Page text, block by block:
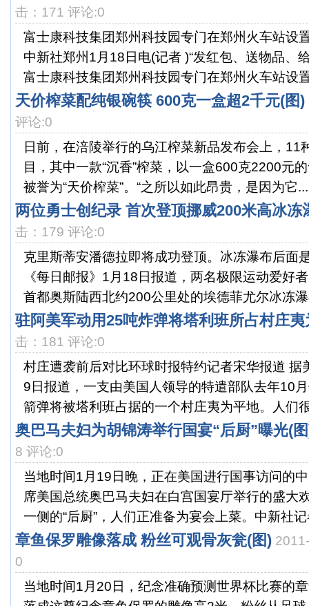
击：171 评论:0
富士康科技集团郑州科技园专门在郑州火车站设
中新社郑州1月18日电(记者 )“发红包、送物品
富士康科技集团郑州科技园专门在郑州火车站设
天价榨菜配纯银碗筷 600克一盒超2千元(图)
评论:0
日前，在涪陵举行的乌江榨菜新品发布会上，11
目，其中一款“沉香”榨菜，以一盒600克2200元
被誉为“天价榨菜”。“之所以如此昂贵，是因为它...
两位勇士创纪录 首次登顶挪威200米高冰冻
击：179 评论:0
克里斯蒂安潘德拉即将成功登顶。冰冻瀑布后面
《每日邮报》1月18日报道，两名极限运动爱好
首都奥斯陆西北约200公里处的埃德菲尤尔冰冻
驻阿美军动用25吨炸弹将塔利班所占村庄夷
击：181 评论:0
村庄遭袭前后对比环球时报特约记者宋华报道 据
9日报道，一支由美国人领导的特遣部队去年10
箭弹将被塔利班占据的一个村庄夷为平地。人们
奥巴马夫妇为胡锦涛举行国宴“后厨”曝光(
8 评论:0
当地时间1月19日晚，正在美国进行国事访问的
席美国总统奥巴马夫妇在白宫国宴厅举行的盛大
一侧的“后厨”，人们正准备为宴会上菜。中新社
章鱼保罗雕像落成 粉丝可观骨灰瓮(图)
0
当地时间1月20日，纪念准确预测世界杯比赛的